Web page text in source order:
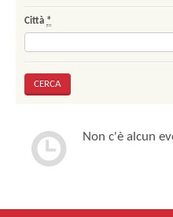
Città *
Non c'è alcun